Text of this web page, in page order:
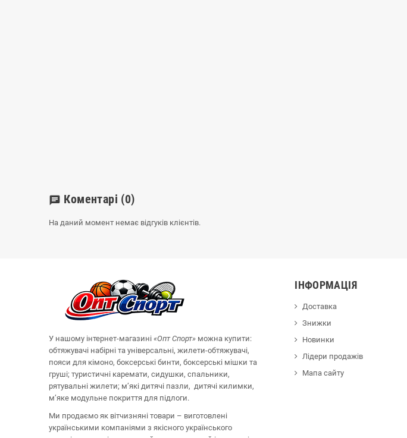
chat Коментарі (0)
На даний момент немає відгуків клієнтів.
У нашому інтернет-магазині «ОптСпорт» можна купити:
обтяжувачі набірні та універсальні, жилети-обтяжувачі,
пояси для кімоно, боксерські бинти, боксерські мішки та
груші; туристичні каремати, сидушки, спальники,
рятувальні жилети; м’які дитячі пазли, дитячі килимки,
м’яке модульне покриття для підлоги.
Ми продаємо як вітчизняні товари – виготовлені
українськими компаніями з якісного українського
ІНФОРМАЦІЯ
Доставка
Знижки
Новинки
Лідери продажів
Мапа сайту